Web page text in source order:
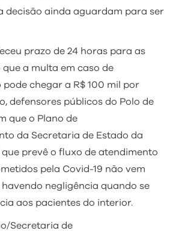
decisão ainda aguardam para ser
prazo de 24 horas para as
que a multa em caso de
chegar a R$ 100 mil por
defensores públicos do Polo de
que o Plano de
da Secretaria de Estado da
que prevê o fluxo de atendimento
pela Covid-19 não vem
negligência quando se
aos pacientes do interior.
Secretaria de